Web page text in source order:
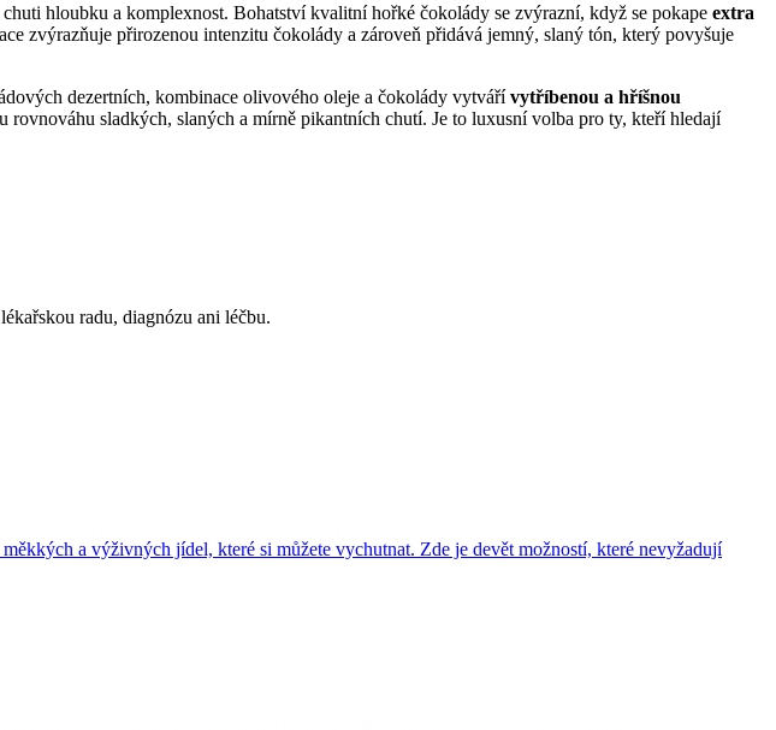
hloubku a komplexnost. Bohatství kvalitní hořké čokolády se zvýrazní, když se pokape extra
zvýrazňuje přirozenou intenzitu čokolády a zároveň přidává jemný, slaný tón, který povyšuje
dezertních, kombinace olivového oleje a čokolády vytvářívytříbenou a hříšnou
rovnováhu sladkých, slaných a mírně pikantních chutí. Je to luxusní volba pro ty, kteří hledají
radu, diagnózu ani léčbu.
a výživných jídel, které si můžete vychutnat. Zde je devět možností, které nevyžadují